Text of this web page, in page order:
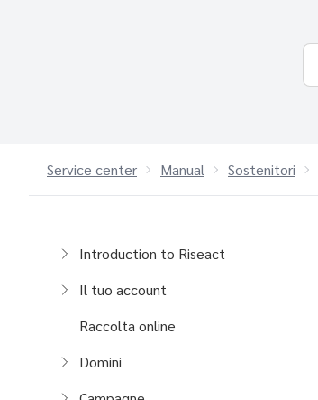
Service center Manual Sostenitori
Introduction to Riseact
Il tuo account
Raccolta online
Domini